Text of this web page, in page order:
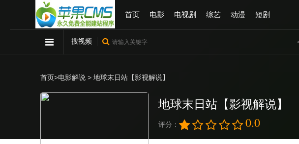
首页 电影 电视剧 综艺 动漫 短剧
搜视频
首页>电影解说 > 地球末日站【影视解说】
地球末日站【影视解说】
评分： 0.0